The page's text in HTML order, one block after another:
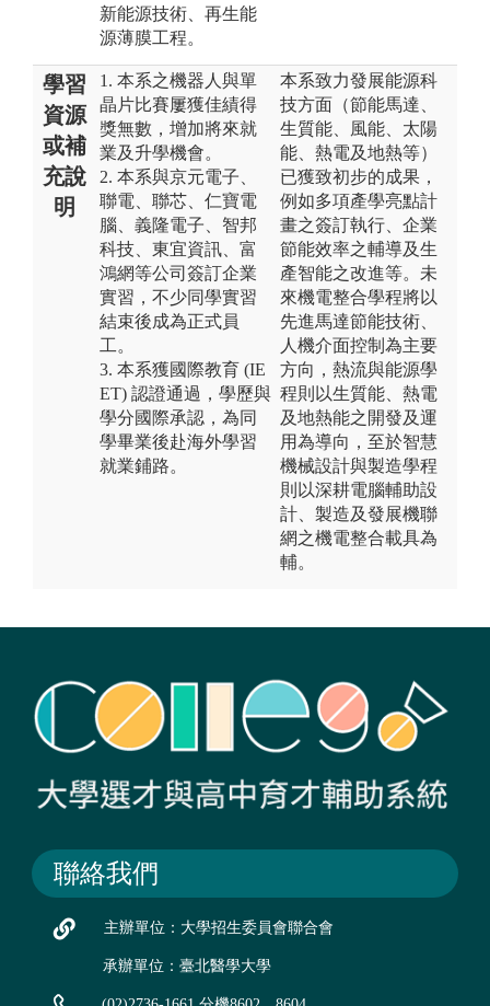
新能源技術、再生能
源薄膜工程。
學習
資源
或補
充說
明
1. 本系之機器人與單
晶片比賽屢獲佳績得
獎無數，增加將來就
業及升學機會。
2. 本系與京元電子、
聯電、聯芯、仁寶電
腦、義隆電子、智邦
科技、東宜資訊、富
鴻網等公司簽訂企業
實習，不少同學實習
結束後成為正式員
工。
3. 本系獲國際教育 (IE
ET) 認證通過，學歷與
學分國際承認，為同
學畢業後赴海外學習
就業鋪路。
本系致力發展能源科
技方面（節能馬達、
生質能、風能、太陽
能、熱電及地熱等）
已獲致初步的成果，
例如多項產學亮點計
畫之簽訂執行、企業
節能效率之輔導及生
產智能之改進等。未
來機電整合學程將以
先進馬達節能技術、
人機介面控制為主要
方向，熱流與能源學
程則以生質能、熱電
及地熱能之開發及運
用為導向，至於智慧
機械設計與製造學程
則以深耕電腦輔助設
計、製造及發展機聯
網之機電整合載具為
輔。
聯絡我們
主辦單位：大學招生委員會聯合會
承辦單位：臺北醫學大學